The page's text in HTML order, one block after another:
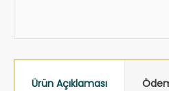
Ürün Açıklaması